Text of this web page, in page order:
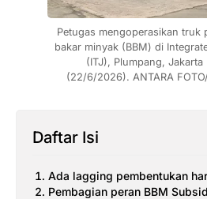
Petugas mengoperasikan truk
bakar minyak (BBM) di
(ITJ), Plumpang, Jakarta
(22/6/2026). ANTARA
Daftar Isi
Ada lagging pembentukan
Pembagian peran BBM